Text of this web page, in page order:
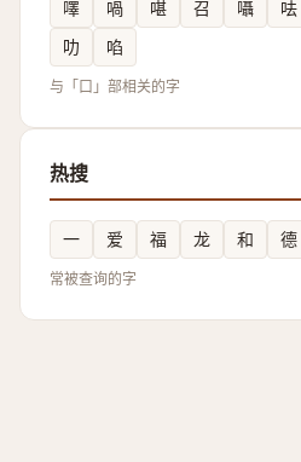
㘁 喎 啿 召 囁 呿
叻
啗
与「口」部相关的字
热搜
一 爱 福 龙 和 德
常被查询的字